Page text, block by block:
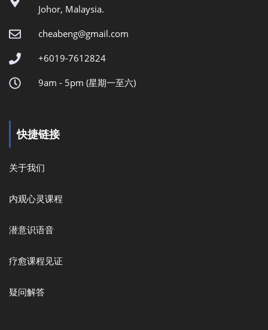
Johor, Malaysia.
cheabeng@gmail.com
+6019-7612824
9am - 5pm (星期一至六)
快捷链接
关于我们
内观心灵课程
潜意识语音
疗愈课程见证
疑问解答